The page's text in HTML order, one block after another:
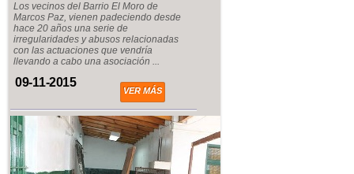
Los vecinos del Barrio El Moro de
Marcos Paz, vienen padeciendo desde
hace 20 años una serie de
irregularidades y abusos relacionadas
con las actuaciones que vendría
llevando a cabo una asociación ...
09-11-2015
VER MÁS